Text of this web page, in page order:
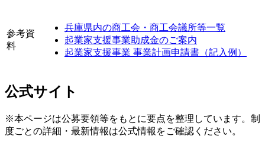
参考資
料
兵庫県内の商工会・商工会議所等一覧
起業家支援事業助成金のご案内
起業家支援事業 事業計画申請書（記入例）
公式サイト
※本ページは公募要領等をもとに要点を整理しています。制
度ごとの詳細・最新情報は公式情報をご確認ください。